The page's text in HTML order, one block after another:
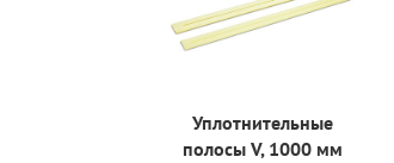
Уплотнительные
полосы V, 1000 мм